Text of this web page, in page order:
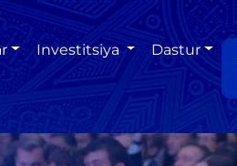
Investitsiya Dastur